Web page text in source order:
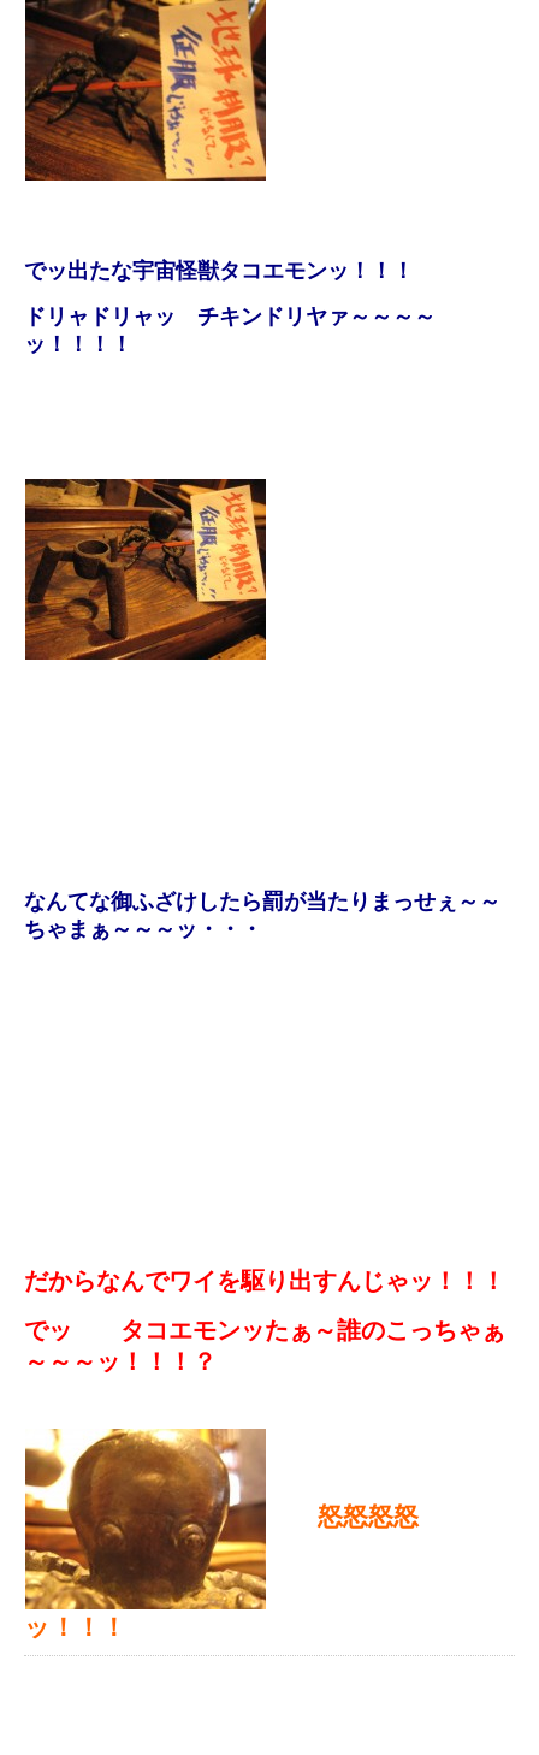
でッ出たな宇宙怪獣タコエモンッ！！！
ドリャドリャッ チキンドリヤァ～～～～
ッ！！！！
なんてな御ふざけしたら罰が当たりまっせぇ～～
ちゃまぁ～～～ッ・・・
だからなんでワイを駆り出すんじゃッ！！！
でッ タコエモンッたぁ～誰のこっちゃぁ
～～～ッ！！！？
怒怒怒怒
ッ！！！